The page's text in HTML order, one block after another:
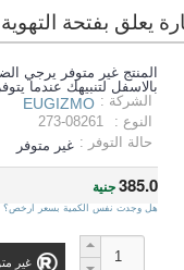
المنتج غير متوفر يرجي
بالاسفل لتنبيهك عندما
الشركة : EUGIZMO
النوع :
273-08261
حالة التوفر : غير متوفر
385.0جنية
هل وجدت نفس الكمية بسعر ارخص؟
غير